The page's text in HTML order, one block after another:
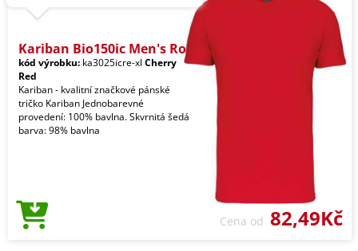
Kariban Bio150ic Men's Ro
kód výrobku: ka3025icre-xl Cherry
Red
Kariban - kvalitní značkové pánské
tričko Kariban Jednobarevné
provedení: 100% bavlna. Skvrnitá šedá
barva: 98% bavlna
Cena od 82,49Kč